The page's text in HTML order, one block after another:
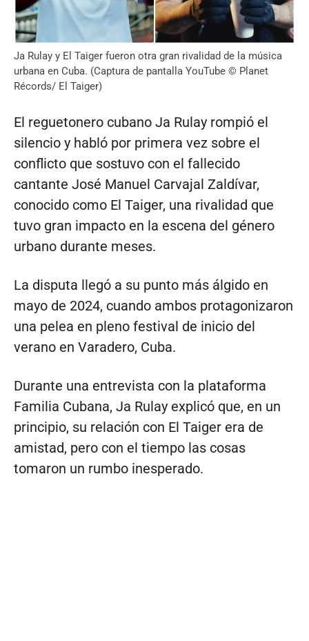
Ja Rulay y El Taiger fueron otra gran rivalidad de la música
urbana en Cuba. (Captura de pantalla YouTube © Planet
Récords/ El Taiger)
El reguetonero cubano Ja Rulay rompió el
silencio y habló por primera vez sobre el
conflicto que sostuvo con el fallecido
cantante José Manuel Carvajal Zaldívar,
conocido como El Taiger, una rivalidad que
tuvo gran impacto en la escena del género
urbano durante meses.
La disputa llegó a su punto más álgido en
mayo de 2024, cuando ambos protagonizaron
una pelea en pleno festival de inicio del
verano en Varadero, Cuba.
Durante una entrevista con la plataforma
Familia Cubana, Ja Rulay explicó que, en un
principio, su relación con El Taiger era de
amistad, pero con el tiempo las cosas
tomaron un rumbo inesperado.